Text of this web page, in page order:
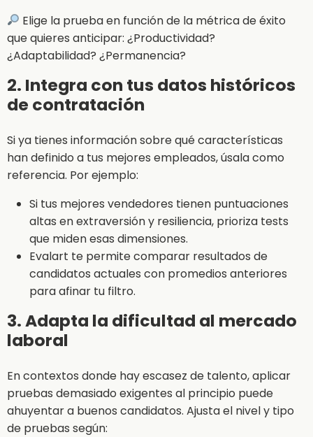
Elige la prueba en función de la métrica de éxito
que quieres anticipar: ¿Productividad?
¿Adaptabilidad? ¿Permanencia?
2. Integra con tus datos históricos
de contratación
Si ya tienes información sobre qué características
han definido a tus mejores empleados, úsala como
referencia. Por ejemplo:
Si tus mejores vendedores tienen puntuaciones
altas en extraversión y resiliencia, prioriza tests
que miden esas dimensiones.
Evalart te permite comparar resultados de
candidatos actuales con promedios anteriores
para afinar tu filtro.
3. Adapta la dificultad al mercado
laboral
En contextos donde hay escasez de talento, aplicar
pruebas demasiado exigentes al principio puede
ahuyentar a buenos candidatos. Ajusta el nivel y tipo
de pruebas según: